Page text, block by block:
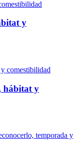
y
hábitat y